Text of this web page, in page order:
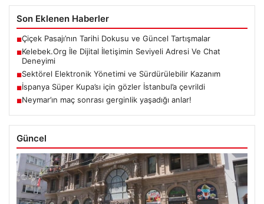
Son Eklenen Haberler
■Çiçek Pasajı’nın Tarihi Dokusu ve Güncel Tartışmalar
■Kelebek.Org İle Dijital İletişimin Seviyeli Adresi Ve Chat
Deneyimi
■Sektörel Elektronik Yönetimi ve Sürdürülebilir Kazanım
■İspanya Süper Kupa’sı için gözler İstanbul’a çevrildi
■Neymar’ın maç sonrası gerginlik yaşadığı anlar!
Güncel